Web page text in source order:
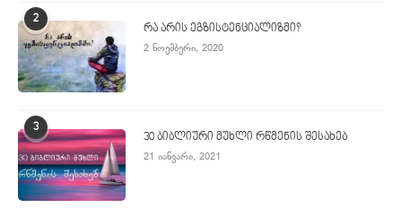
2
რა არის ეგზისტენციალიზმი?
2 ნოემბერი, 2020
3
30 ბიბლიური მუხლი რწმენის შესახებ
21 იანვარი, 2021